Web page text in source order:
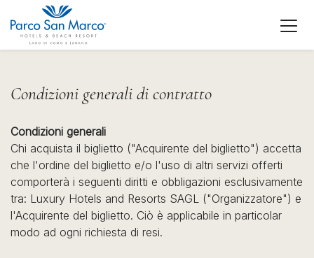
Condizioni generali di contratto
Condizioni generali
Chi acquista il biglietto ("Acquirente del biglietto") accetta
che l'ordine del biglietto e/o l'uso di altri servizi offerti
comporterà i seguenti diritti e obbligazioni esclusivamente
tra: Luxury Hotels and Resorts SAGL ("Organizzatore") e
l'Acquirente del biglietto. Ciò è applicabile in particolar
modo ad ogni richiesta di resi.